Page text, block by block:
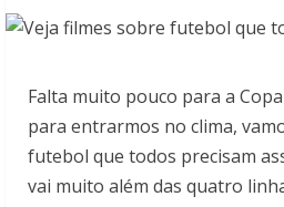
Falta muito pouco para a
para entrarmos no clima,
futebol que todos precisam
vai muito além das quatro